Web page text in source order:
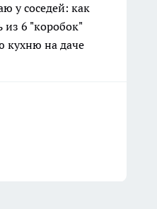
у соседей: как
из 6 "коробок"
кухню на даче